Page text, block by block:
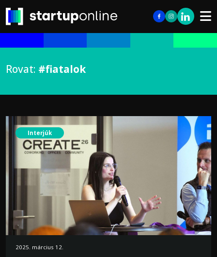
Rovat: #fiatalok
Interjúk
2025. március 12.